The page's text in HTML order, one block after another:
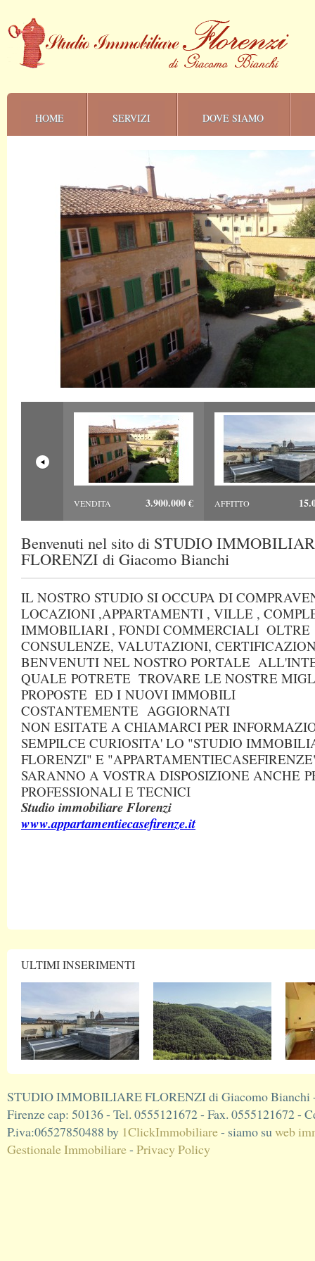
HOME SERVIZI DOVE SIAMO
VENDITA 3.900.000 € AFFITTO
Benvenuti nel sito di STUDIO
FLORENZI di Giacomo Bianchi
IL NOSTRO STUDIO SI OCCUPA DI
LOCAZIONI ,APPARTAMENTI , VILLE ,
IMMOBILIARI , FONDI COMMERCIALI OLTRE
CONSULENZE, VALUTAZIONI,
BENVENUTI NEL NOSTRO PORTALE
QUALE POTRETE TROVARE LE NOSTRE
PROPOSTE ED I NUOVI IMMOBILI
COSTANTEMENTE AGGIORNATI
NON ESITATE A CHIAMARCI PER
SEMPILCE CURIOSITA' LO "STUDIO
FLORENZI" E
SARANNO A VOSTRA DISPOSIZIONE ANCHE
PROFESSIONALI E TECNICI
Studio immobiliare Florenzi
www.appartamentiecasefirenze.it
ULTIMI INSERIMENTI
STUDIO IMMOBILIARE FLORENZI di Giacomo Bianchi
Firenze cap: 50136 - Tel. 0555121672 - Fax. 0555121672 -
P.iva:06527850488 by 1ClickImmobiliare- siamo suweb
Gestionale Immobiliare- Privacy Policy